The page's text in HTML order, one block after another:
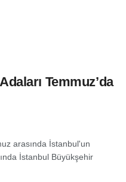
Temmuz’da
arasında İstanbul'un
İstanbul Büyükşehir